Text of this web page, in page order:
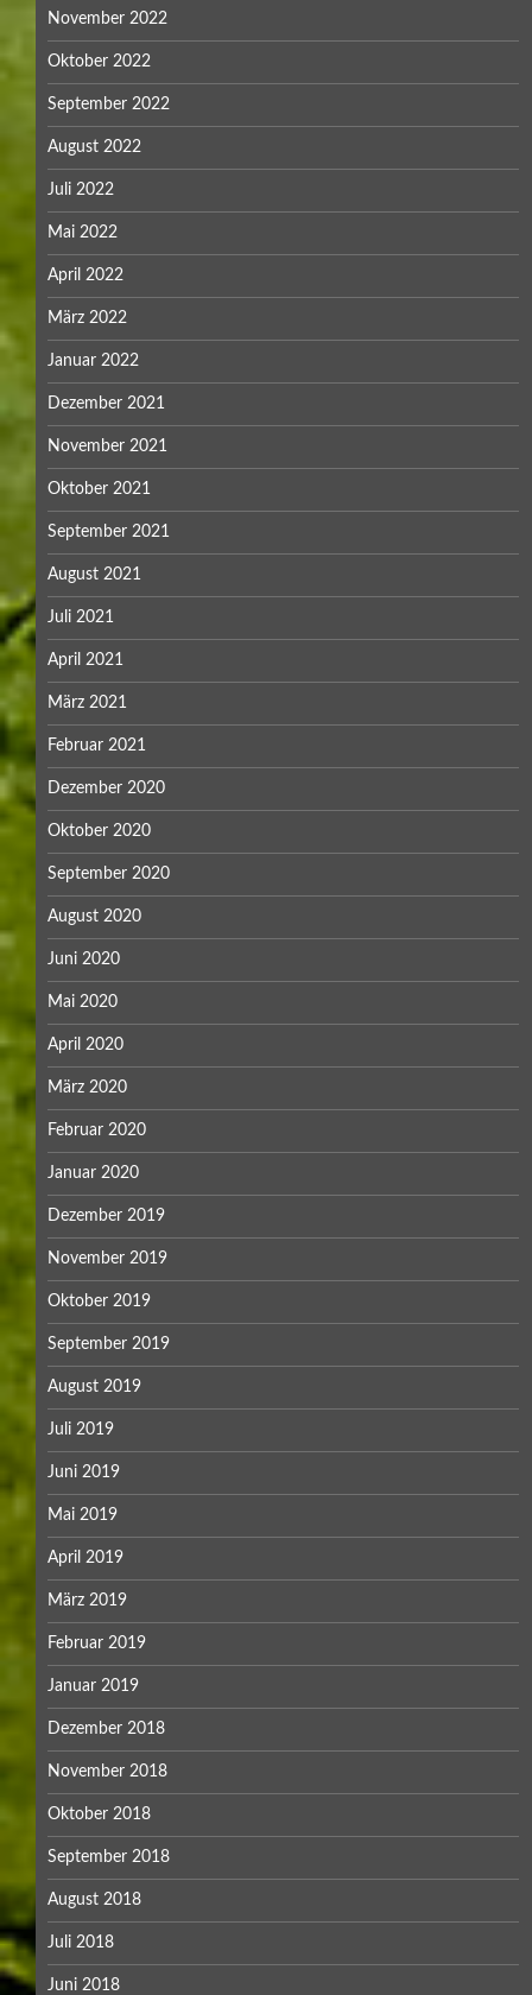
November 2022
Oktober 2022
September 2022
August 2022
Juli 2022
Mai 2022
April 2022
März 2022
Januar 2022
Dezember 2021
November 2021
Oktober 2021
September 2021
August 2021
Juli 2021
April 2021
März 2021
Februar 2021
Dezember 2020
Oktober 2020
September 2020
August 2020
Juni 2020
Mai 2020
April 2020
März 2020
Februar 2020
Januar 2020
Dezember 2019
November 2019
Oktober 2019
September 2019
August 2019
Juli 2019
Juni 2019
Mai 2019
April 2019
März 2019
Februar 2019
Januar 2019
Dezember 2018
November 2018
Oktober 2018
September 2018
August 2018
Juli 2018
Juni 2018